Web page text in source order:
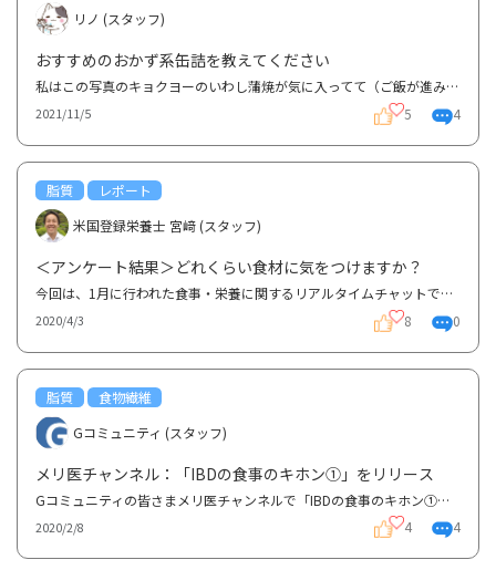
リノ (スタッフ)
おすすめのおかず系缶詰を教えてください
私はこの写真のキョクヨーのいわし蒲焼が気に入ってて（ご飯が進みます）、最近はこれ以外の缶詰はツナ...
2021/11/5 5 4
脂質
レポート
米国登録栄養士 宮﨑 (スタッフ)
＜アンケート結果＞どれくらい食材に気をつけますか？
今回は、1月に行われた食事・栄養に関するリアルタイムチャットで、話題に上がった、「普段、食材にどれ...
2020/4/3 8 0
脂質
食物繊維
Gコミュニティ (スタッフ)
メリ医チャンネル：「IBDの食事のキホン①」をリリース
Gコミュニティの皆さまメリ医チャンネルで「IBDの食事のキホン①」が配信されました。https://youtu.be/_...
2020/2/8 4 4